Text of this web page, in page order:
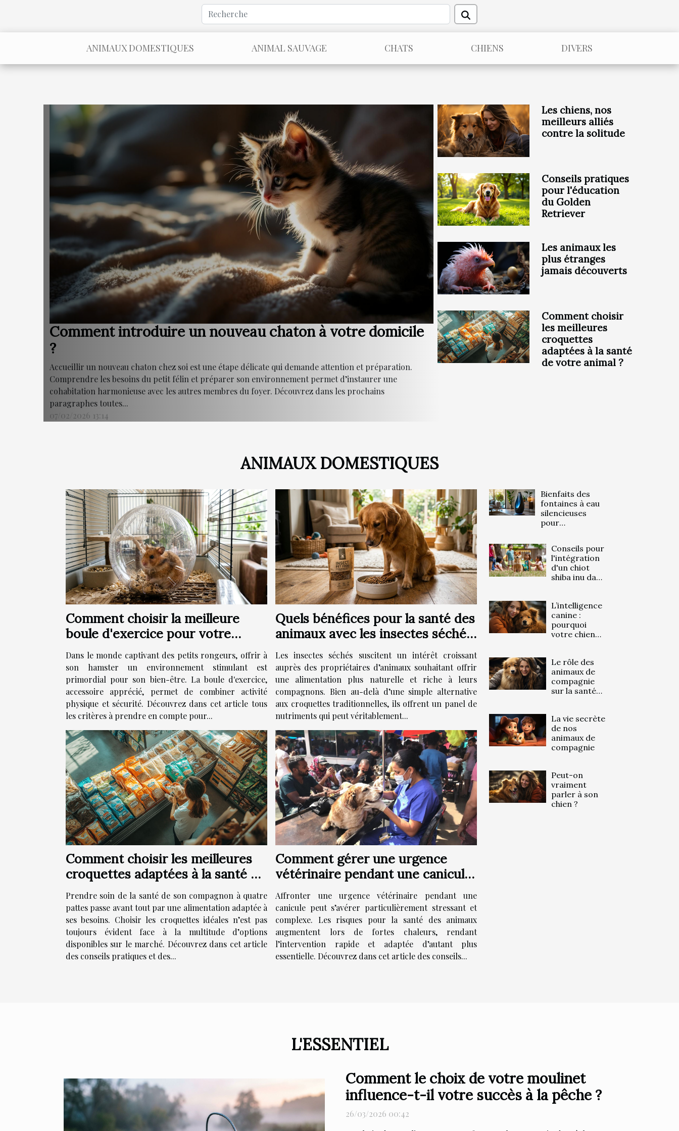
ANIMAUX DOMESTIQUES ANIMAL SAUVAGE CHATS CHIENS DIVERS
Comment introduire un nouveau chaton à votre domicile
?
Accueillir un nouveau chaton chez soi est une étape délicate qui demande attention et préparation.
Comprendre les besoins du petit félin et préparer son environnement permet d’instaurer une
cohabitation harmonieuse avec les autres membres du foyer. Découvrez dans les prochains
paragraphes toutes...
07/02/2026 13:14
Les chiens, nos
meilleurs alliés
contre la solitude
Conseils pratiques
pour l'éducation
du Golden
Retriever
Les animaux les
plus étranges
jamais découverts
Comment choisir
les meilleures
croquettes
adaptées à la santé
de votre animal ?
ANIMAUX DOMESTIQUES
Comment choisir la meilleure
boule d'exercice pour votre
hamster ?
Dans le monde captivant des petits rongeurs, offrir à
son hamster un environnement stimulant est
primordial pour son bien-être. La boule d'exercice,
accessoire apprécié, permet de combiner activité
physique et sécurité. Découvrez dans cet article tous
les critères à prendre en compte pour...
Quels bénéfices pour la santé des
animaux avec les insectes séchés
?Les insectes séchés suscitent un intérêt croissant
auprès des propriétaires d’animaux souhaitant offrir
une alimentation plus naturelle et riche à leurs
compagnons. Bien au-delà d’une simple alternative
aux croquettes traditionnelles, ils offrent un panel de
nutriments qui peut véritablement...
Comment choisir les meilleures
croquettes adaptées à la santé de
votre animal ?
Prendre soin de la santé de son compagnon à quatre
pattes passe avant tout par une alimentation adaptée à
ses besoins. Choisir les croquettes idéales n’est pas
toujours évident face à la multitude d’options
disponibles sur le marché. Découvrez dans cet article
des conseils pratiques et des...
Comment gérer une urgence
vétérinaire pendant une canicule
?
Affronter une urgence vétérinaire pendant une
canicule peut s’avérer particulièrement stressant et
complexe. Les risques pour la santé des animaux
augmentent lors de fortes chaleurs, rendant
l’intervention rapide et adaptée d’autant plus
essentielle. Découvrez dans cet article des conseils...
Bienfaits des
fontaines à eau
silencieuses
pour
domestique
Conseils pour
l'intégration
d'un chiot
shiba inu dans
L’intelligence
canine :
pourquoi
votre chien
?
Le rôle des
animaux de
compagnie
sur la santé
La vie secrète
de nos
animaux de
compagnie
Peut-on
vraiment
parler à son
chien ?
L'ESSENTIEL
Comment le choix de votre moulinet
influence-t-il votre succès à la pêche ?
26/03/2026 00:42